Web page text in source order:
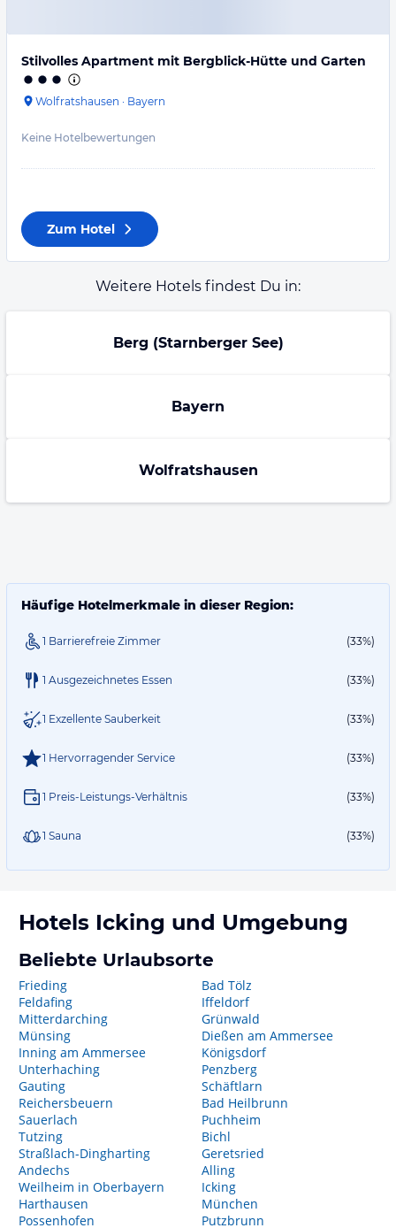
Stilvolles Apartment mit Bergblick-Hütte und Garten
Wolfratshausen · Bayern
Keine Hotelbewertungen
Zum Hotel
Weitere Hotels findest Du in:
Berg (Starnberger See)
Bayern
Wolfratshausen
Häufige Hotelmerkmale in dieser Region:
1 Barrierefreie Zimmer (33%)
1 Ausgezeichnetes Essen (33%)
1 Exzellente Sauberkeit (33%)
1 Hervorragender Service (33%)
1 Preis-Leistungs-Verhältnis (33%)
1 Sauna (33%)
Hotels Icking und Umgebung
Beliebte Urlaubsorte
Frieding
Feldafing
Mitterdarching
Münsing
Inning am Ammersee
Unterhaching
Gauting
Reichersbeuern
Sauerlach
Tutzing
Straßlach-Dingharting
Andechs
Weilheim in Oberbayern
Harthausen
Possenhofen
Bad Tölz
Iffeldorf
Grünwald
Dießen am Ammersee
Königsdorf
Penzberg
Schäftlarn
Bad Heilbrunn
Puchheim
Bichl
Geretsried
Alling
Icking
München
Putzbrunn